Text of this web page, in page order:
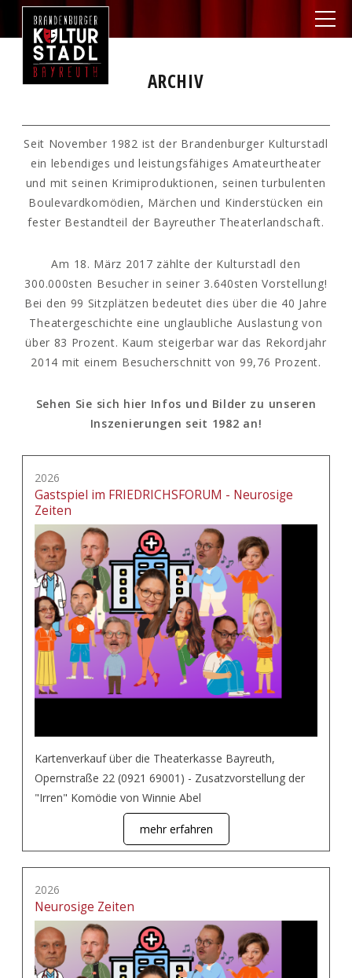
ARCHIV
Seit November 1982 ist der Brandenburger Kulturstadl
ein lebendiges und leistungsfähiges Amateurtheater
und mit seinen Krimiproduktionen, seinen turbulenten
Boulevardkomödien, Märchen und Kinderstücken ein
fester Bestandteil der Bayreuther Theaterlandschaft.
Am 18. März 2017 zählte der Kulturstadl den
300.000sten Besucher in seiner 3.640sten Vorstellung!
Bei den 99 Sitzplätzen bedeutet dies über die 40 Jahre
Theatergeschichte eine unglaubliche Auslastung von
über 83 Prozent. Kaum steigerbar war das Rekordjahr
2014 mit einem Besucherschnitt von 99,76 Prozent.
Sehen Sie sich hier Infos und Bilder zu unseren
Inszenierungen seit 1982 an!
2026
Gastspiel im FRIEDRICHSFORUM - Neurosige
Zeiten
Kartenverkauf über die Theaterkasse Bayreuth,
Opernstraße 22 (0921 69001) - Zusatzvorstellung der
"Irren" Komödie von Winnie Abel
mehr erfahren
2026
Neurosige Zeiten